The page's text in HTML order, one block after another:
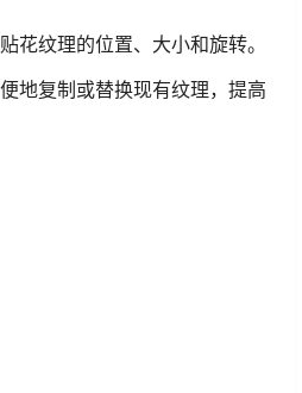
花纹理的位置、大小和旋转。
地复制或替换现有纹理，提高